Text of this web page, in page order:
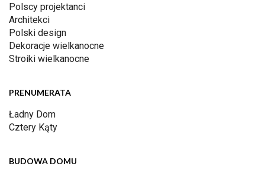
Polscy projektanci
Architekci
Polski design
Dekoracje wielkanocne
Stroiki wielkanocne
PRENUMERATA
Ładny Dom
Cztery Kąty
BUDOWA DOMU